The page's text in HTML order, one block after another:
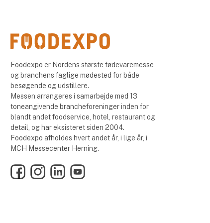
Foodexpo er Nordens største fødevaremesse
og branchens faglige mødested for både
besøgende og udstillere.
Messen arrangeres i samarbejde med 13
toneangivende brancheforeninger inden for
blandt andet foodservice, hotel, restaurant og
detail, og har eksisteret siden 2004.
Foodexpo afholdes hvert andet år, i lige år, i
MCH Messecenter Herning.
FacebookInstagramLinkedInYouTube